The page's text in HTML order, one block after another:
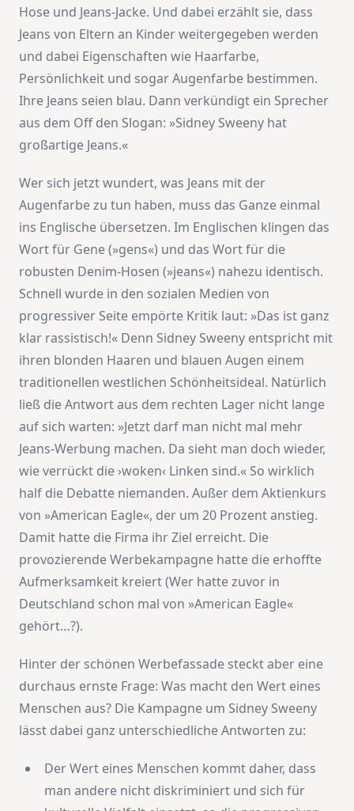
Hose und Jeans-Jacke. Und dabei erzählt sie, dass
Jeans von Eltern an Kinder weitergegeben werden
und dabei Eigenschaften wie Haarfarbe,
Persönlichkeit und sogar Augenfarbe bestimmen.
Ihre Jeans seien blau. Dann verkündigt ein Sprecher
aus dem Off den Slogan: »Sidney Sweeny hat
großartige Jeans.«
Wer sich jetzt wundert, was Jeans mit der
Augenfarbe zu tun haben, muss das Ganze einmal
ins Englische übersetzen. Im Englischen klingen das
Wort für Gene (»gens«) und das Wort für die
robusten Denim-Hosen (»jeans«) nahezu identisch.
Schnell wurde in den sozialen Medien von
progressiver Seite empörte Kritik laut: »Das ist ganz
klar rassistisch!« Denn Sidney Sweeny entspricht mit
ihren blonden Haaren und blauen Augen einem
traditionellen westlichen Schönheitsideal. Natürlich
ließ die Antwort aus dem rechten Lager nicht lange
auf sich warten: »Jetzt darf man nicht mal mehr
Jeans-Werbung machen. Da sieht man doch wieder,
wie verrückt die ›woken‹ Linken sind.« So wirklich
half die Debatte niemanden. Außer dem Aktienkurs
von »American Eagle«, der um 20 Prozent anstieg.
Damit hatte die Firma ihr Ziel erreicht. Die
provozierende Werbekampagne hatte die erhoffte
Aufmerksamkeit kreiert (Wer hatte zuvor in
Deutschland schon mal von »American Eagle«
gehört…?).
Hinter der schönen Werbefassade steckt aber eine
durchaus ernste Frage: Was macht den Wert eines
Menschen aus? Die Kampagne um Sidney Sweeny
lässt dabei ganz unterschiedliche Antworten zu:
Der Wert eines Menschen kommt daher, dass
man andere nicht diskriminiert und sich für